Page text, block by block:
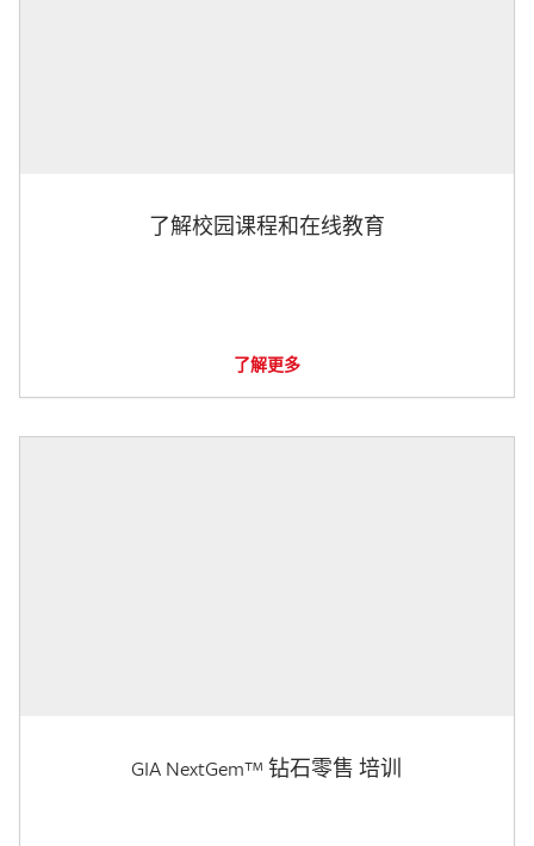
了解校园课程和在线教育
了解更多
GIA NextGem™ 钻石零售 培训